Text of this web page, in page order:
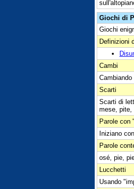
Giochi di
Giochi
Definizioni
Cambi
Scarti
Scarti di
mese, pite,
Parole con
Iniziano
Parole
osé, pie,
Lucchetti
Usando